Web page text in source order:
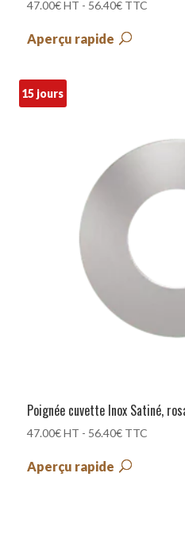
47.00€ HT - 56.40€TTC
Aperçu rapide
15 jours
Poignée cuvette Inox Satiné,
47.00€ HT - 56.40€TTC
Aperçu rapide